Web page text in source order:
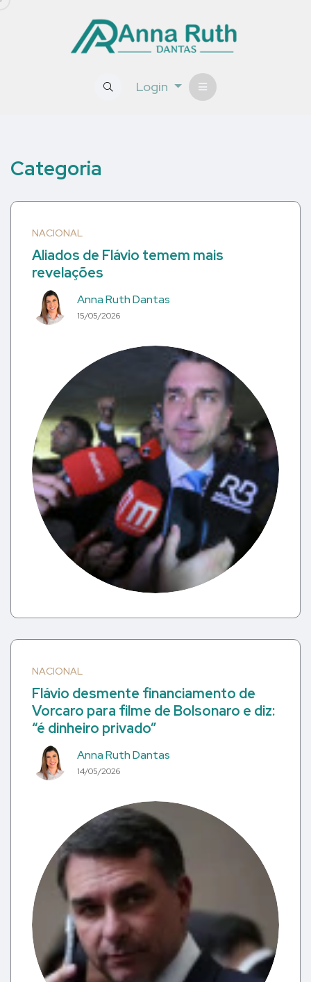
Login
Categoria
NACIONAL
Aliados de Flávio temem mais
revelações
Anna Ruth Dantas
15/05/2026
NACIONAL
Flávio desmente financiamento de
Vorcaro para filme de Bolsonaro e diz:
“é dinheiro privado”
Anna Ruth Dantas
14/05/2026